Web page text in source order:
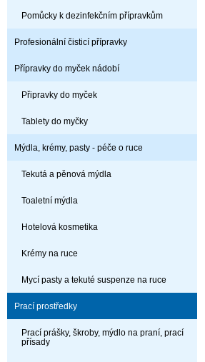
Pomůcky k dezinfekčním přípravkům
Profesionální čisticí přípravky
Přípravky do myček nádobí
Připravky do myček
Tablety do myčky
Mýdla, krémy, pasty - péče o ruce
Tekutá a pěnová mýdla
Toaletní mýdla
Hotelová kosmetika
Krémy na ruce
Mycí pasty a tekuté suspenze na ruce
Prací prostředky
Prací prášky, škroby, mýdlo na praní, prací
přísady